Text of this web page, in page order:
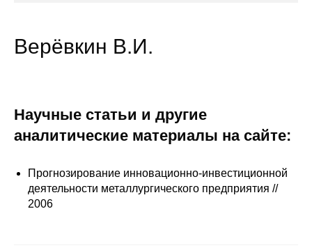
О нас
Научные подразделения
Сотрудники
Верёвкин В.И.
Научные статьи и другие
аналитические материалы на сайте:
Прогнозирование инновационно-инвестиционной
деятельности металлургического предприятия //
2006